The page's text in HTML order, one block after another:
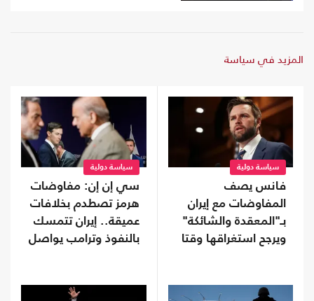
المزيد في سياسة
سياسة دولية
فانس يصف
المفاوضات مع إيران
بـ"المعقدة والشائكة"
ويرجح استغراقها وقتا
سياسة دولية
سي إن إن: مفاوضات
هرمز تصطدم بخلافات
عميقة.. إيران تتمسك
بالنفوذ وترامب يواصل